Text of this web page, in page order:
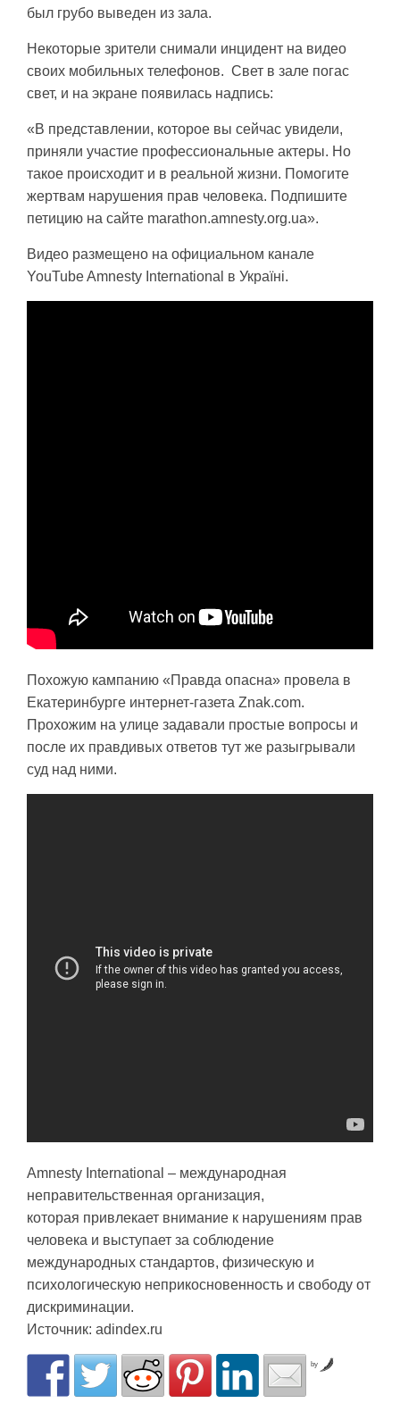
был грубо выведен из зала.
Некоторые зрители снимали инцидент на видео
своих мобильных телефонов. Свет в зале погас
свет, и на экране появилась надпись:
«В представлении, которое вы сейчас увидели,
приняли участие профессиональные актеры. Но
такое происходит и в реальной жизни. Помогите
жертвам нарушения прав человека. Подпишите
петицию на сайте marathon.amnesty.org.ua».
Видео размещено на официальном канале
YouTube Amnesty International в Україні.
Похожую кампанию «Правда опасна» провела в
Екатеринбурге интернет-газета Znak.com.
Прохожим на улице задавали простые вопросы и
после их правдивых ответов тут же разыгрывали
суд над ними.
Amnesty International – международная
неправительственная организация,
которая привлекает внимание к нарушениям прав
человека и выступает за соблюдение
международных стандартов, физическую и
психологическую неприкосновенность и свободу от
дискриминации.
Источник: adindеx.ru
by